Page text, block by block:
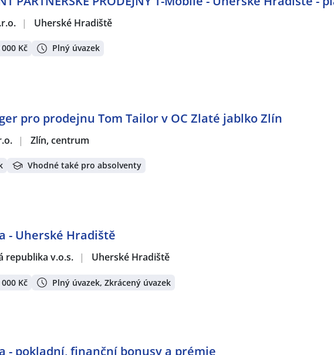
| Uherské Hradiště
Kč Plný úvazek
pro prodejnu Tom Tailor v OC Zlaté jablko Zlín
| Zlín, centrum
Vhodné také pro absolventy
- Uherské Hradiště
republika v.o.s. | Uherské Hradiště
Kč Plný úvazek, Zkrácený úvazek
- pokladní, finanční bonusy a prémie